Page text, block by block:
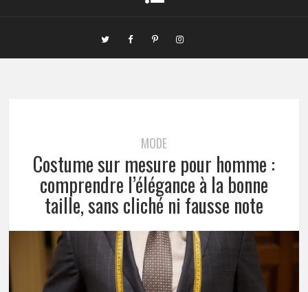
MODE
Costume sur mesure pour homme :
comprendre l’élégance à la bonne
taille, sans cliché ni fausse note